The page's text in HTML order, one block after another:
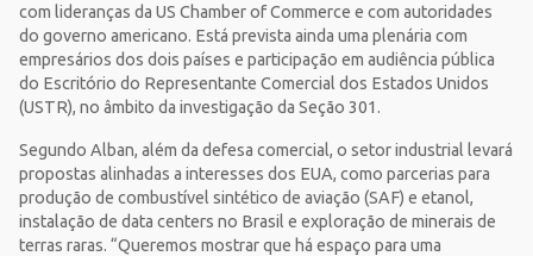
com lideranças da US Chamber of Commerce e com autoridades
do governo americano. Está prevista ainda uma plenária com
empresários dos dois países e participação em audiência pública
do Escritório do Representante Comercial dos Estados Unidos
(USTR), no âmbito da investigação da Seção 301.
Segundo Alban, além da defesa comercial, o setor industrial levará
propostas alinhadas a interesses dos EUA, como parcerias para
produção de combustível sintético de aviação (SAF) e etanol,
instalação de data centers no Brasil e exploração de minerais de
terras raras. “Queremos mostrar que há espaço para uma